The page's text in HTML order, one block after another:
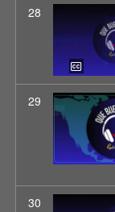
28
29
30